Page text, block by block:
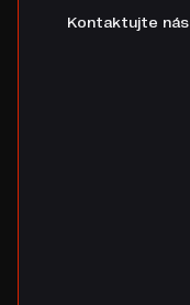
Kontaktujte nás